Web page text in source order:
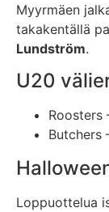
Myyrmäen
takakentällä
Lundström.
U20
Loppuottelua